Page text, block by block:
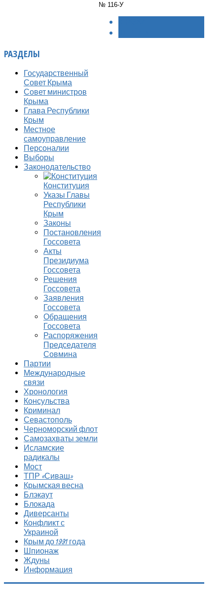
№ 116-У
РАЗДЕЛЫ
Государственный
Совет Крыма
Совет министров
Крыма
Глава Республики
Крым
Местное
самоуправление
Персоналии
Выборы
Законодательство
Конституция
Указы Главы
Республики
Крым
Законы
Постановления
Госсовета
Акты
Президиума
Госсовета
Решения
Госсовета
Заявления
Госсовета
Обращения
Госсовета
Распоряжения
Председателя
Совмина
Партии
Международные
связи
Хронология
Консульства
Криминал
Севастополь
Черноморский флот
Самозахваты земли
Исламские
радикалы
Мост
ТПР «Сиваш»
Крымская весна
Блэкаут
Блокада
Диверсанты
Конфликт с
Украиной
Крым до 1991 года
Шпионаж
Ждуны
Информация